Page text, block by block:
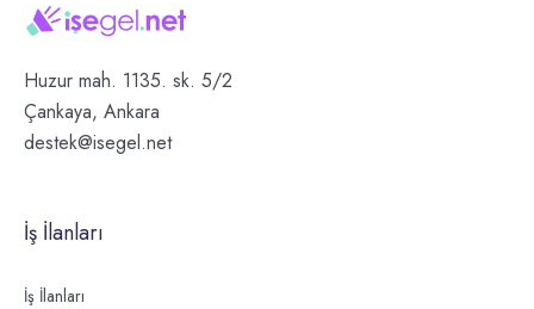
Huzur mah. 1135. sk. 5/2
Çankaya, Ankara
destek@isegel.net
İş İlanları
İş İlanları